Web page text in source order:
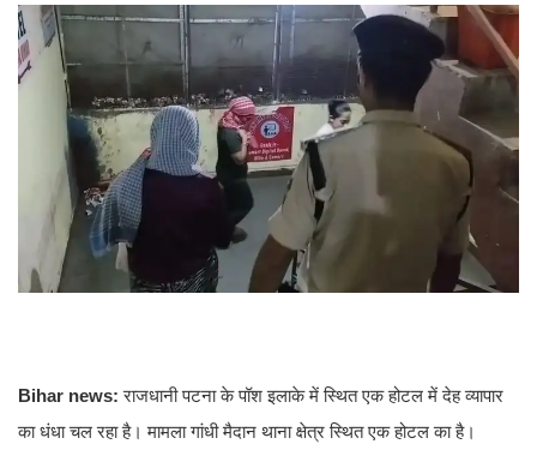
Bihar news: राजधानी पटना के पॉश इलाके में स्‍थ‍ित एक होटल में देह व्‍यापार
का धंधा चल रहा है। मामला गांधी मैदान थाना क्षेत्र स्थित एक होटल का है।